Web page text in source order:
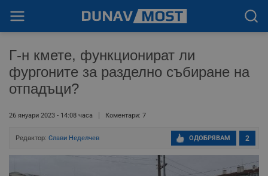
Г-н кмете, функционират ли
фургоните за разделно събиране на
отпадъци?
26 януари 2023 - 14:08 часа Коментари: 7
Редактор: Слави Неделчев 2
ОДОБРЯВАМ